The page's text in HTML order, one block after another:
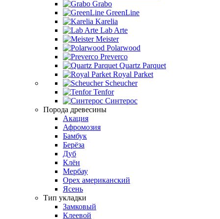
Grabo
GreenLine
Karelia
Lab Arte
Meister
Polarwood
Preverco
Quartz Parquet
Royal Parket
Scheucher
Tenfor
Синтерос
Порода древесины
Акация
Афромозия
Бамбук
Берёза
Дуб
Клён
Мербау
Орех американский
Ясень
Тип укладки
Замковый
Клеевой